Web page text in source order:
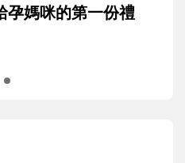
孕媽咪的第一份禮